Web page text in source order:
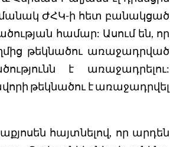
ԺՀԿ-ի հետ բանակցած
համար: Ասում են, որ
թեկնածու առաջադրված
է առաջադրելու:
թեկնածու է առաջադրվել
հայտնելով, որ արդեն